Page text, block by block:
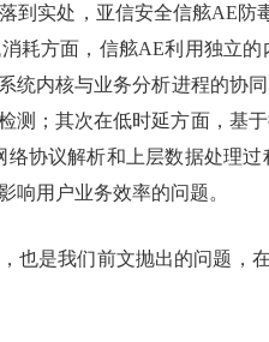
到实处，亚信安全信舷AE防
耗方面，信舷AE利用独立
统内核与业务分析进程的协
测；其次在低时延方面，基
协议解析和上层数据处理
响用户业务效率的问题。
也是我们前文抛出的问题，